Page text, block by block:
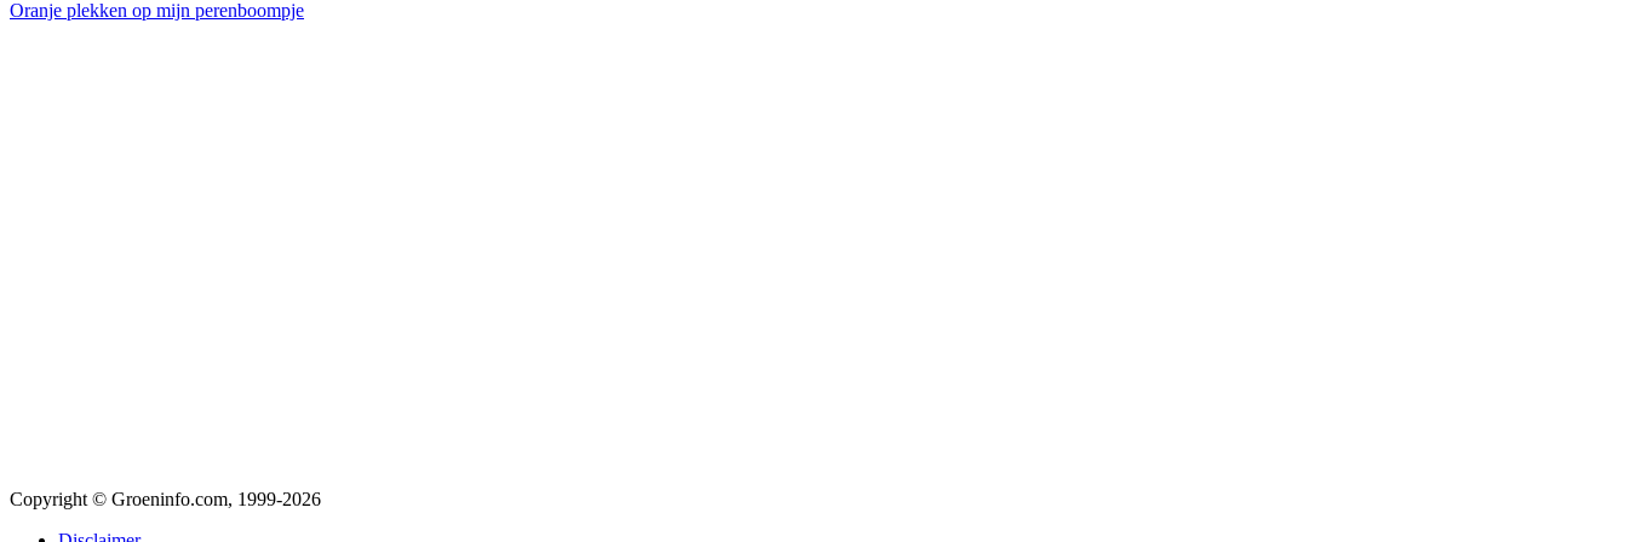
Oranje plekken op mijn perenboompje
Copyright © Groeninfo.com, 1999-2026